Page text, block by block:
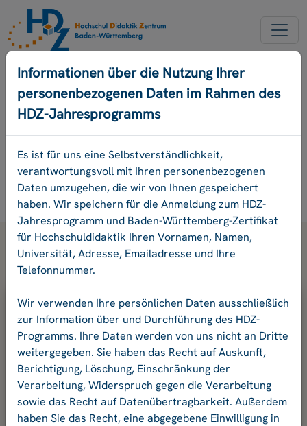
NEUER ACCOUNT
PASSWORD VERGESSEN
ENGLISCH
Programm
Login
Bitte geben Sie Ihre E-Mail-Adresse
und Ihr Passwort an.
E-Mail-Adresse:
Passwort:
Informationen über die Nutzung Ihrer
personenbezogenen Daten im Rahmen des
HDZ-Jahresprogramms
Es ist für uns eine Selbstverständlichkeit,
verantwortungsvoll mit Ihren personenbezogenen
Daten umzugehen, die wir von Ihnen gespeichert
haben. Wir speichern für die Anmeldung zum HDZ-
Jahresprogramm und Baden-Württemberg-Zertifikat
für Hochschuldidaktik Ihren Vornamen, Namen,
Universität, Adresse, Emailadresse und Ihre
Telefonnummer.
Wir verwenden Ihre persönlichen Daten ausschließlich
zur Information über und Durchführung des HDZ-
Programms. Ihre Daten werden von uns nicht an Dritte
weitergegeben. Sie haben das Recht auf Auskunft,
Berichtigung, Löschung, Einschränkung der
Verarbeitung, Widerspruch gegen die Verarbeitung
sowie das Recht auf Datenübertragbarkeit. Außerdem
haben Sie das Recht, eine abgegebene Einwilligung in